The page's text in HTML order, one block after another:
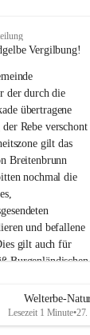
Vergilbung!
der durch die
übertragene
Rebe verschont
gilt das
Breitenbrunn
nochmal die
und befallene
gilt auch für
gepflegte oder
zu roden! Bitte
um unsere Winzer
Ernteausfällen
Welterbe-
Lesezeit 1 Minute•27.